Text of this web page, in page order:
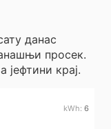
данас
просек.
јефтини крај.
6